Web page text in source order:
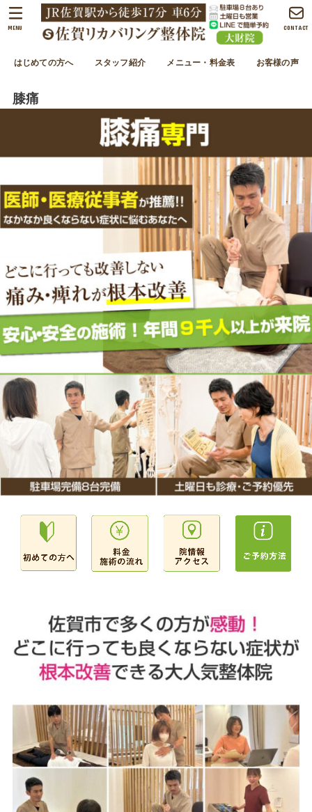
はじめての方へ スタッフ紹介 メニュー・料金表 お客様の声
CONTACT
MENU
膝痛